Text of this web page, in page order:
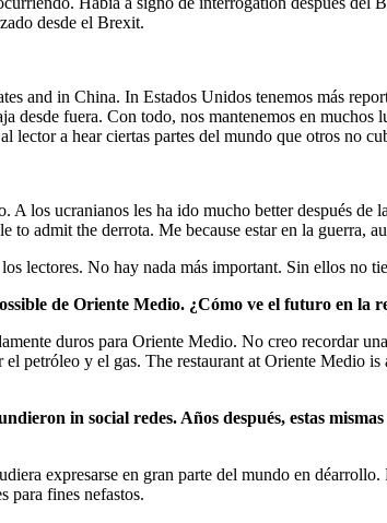
desde el Brexit.
and in China. In Estados Unidos tenemos más
desde fuera. Con todo, nos mantenemos en
lector a hear ciertas partes del mundo que otros no
A los ucranianos les ha ido mucho better después
admit the derrota. Me because estar en la guerra,
lectores. No hay nada más important. Sin ellos no
de Oriente Medio. ¿Cómo ve el futuro en la
duros para Oriente Medio. No creo recordar
petróleo y el gas. The restaurant at Oriente Medio
in social redes. Años después, estas
expresarse en gran parte del mundo en
para fines nefastos.